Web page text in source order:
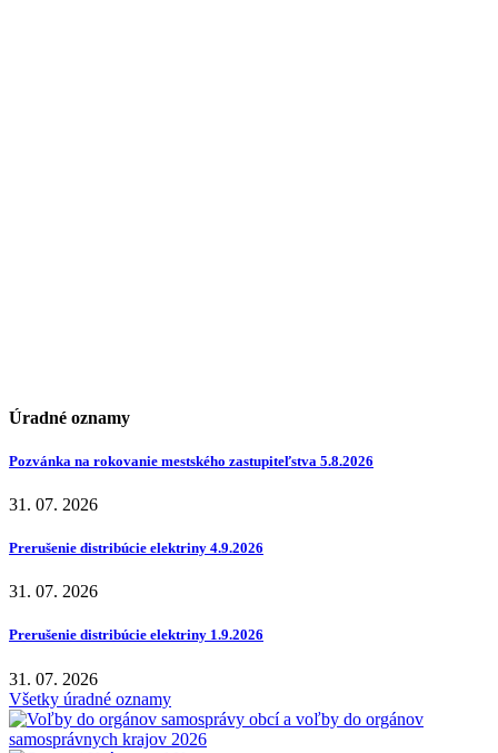
Úradné oznamy
Pozvánka na rokovanie mestského zastupiteľstva 5.8.2026
31. 07. 2026
Prerušenie distribúcie elektriny 4.9.2026
31. 07. 2026
Prerušenie distribúcie elektriny 1.9.2026
31. 07. 2026
Všetky úradné oznamy